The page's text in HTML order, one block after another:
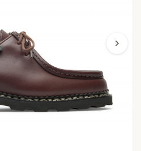
chevron_right